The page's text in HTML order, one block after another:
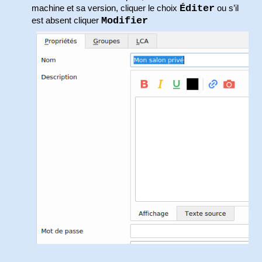
machine et sa version, cliquer le choix Éditer ou s’il
est absent cliquer Modifier